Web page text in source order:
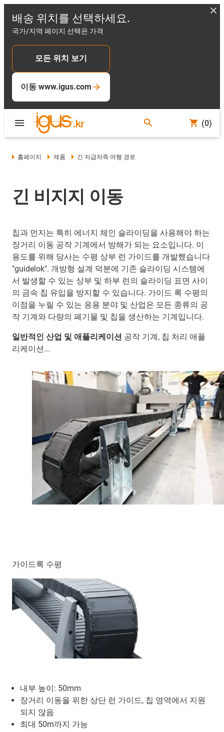
배송 위치를 선택하세요.
국가/지역 페이지 선택은 가격
모든 위치 보기
이동 www.igus.com
(0)
홈페이지 제품 긴 자급자족 여행 경로
긴 비지지 이동
칩과 먼지는 특히 에너지 체인 슬라이딩을 사용해야 하는
장거리 이동 공작 기계에서 방해가 되는 요소입니다. 이
용도를 위해 당사는 수평 상부 런 가이드를 개발했습니다
"guidelok". 개방형 설계 덕분에 기존 슬라이딩 시스템에
서 발생할 수 있는 상부 및 하부 런의 슬라이딩 표면 사이
의 금속 칩 유입을 방지할 수 있습니다. 가이드 록 수평의
이점을 누릴 수 있는 응용 분야 및 산업은 모든 종류의 공
작 기계와 다량의 폐기물 및 칩을 생산하는 기계입니다.
일반적인 산업 및 애플리케이션 공작 기계, 칩 처리 애플
리케이션...
가이드록 수평
내부 높이: 50mm
장거리 이동을 위한 상단 런 가이드, 칩 영역에서 지원
되지 않음
최대 50m까지 가능